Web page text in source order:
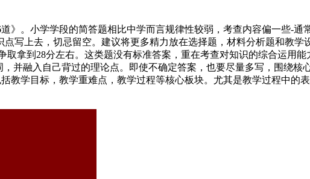
》。小学学段的简答题相比中学而言规律性较弱，考查内容偏一些-
写上去，切忌留空。建议将更多精力放在选择题，材料分析题和教学
拿到28分左右。这类题没有标准答案，重在考查对知识的综合运用
并融入自己背过的理论点。即使不确定答案，也要尽量多写，围绕核
教学目标，教学重难点，教学过程等核心板块。尤其是教学过程中的